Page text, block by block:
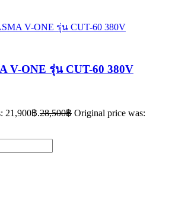
V-ONE รุ่น CUT-60 380V
21,900฿.28,500฿ Original price was: